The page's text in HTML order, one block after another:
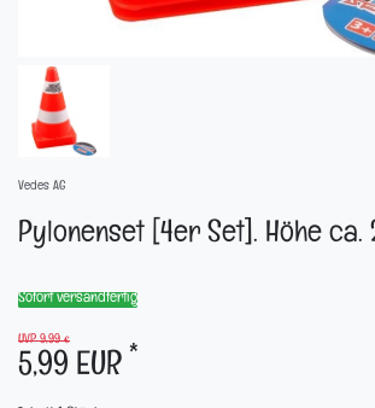
Vedes AG
Pylonenset [4er Set]. Höhe ca.
Sofort versandfertig
UVP 9,99 €
5,99 EUR
*